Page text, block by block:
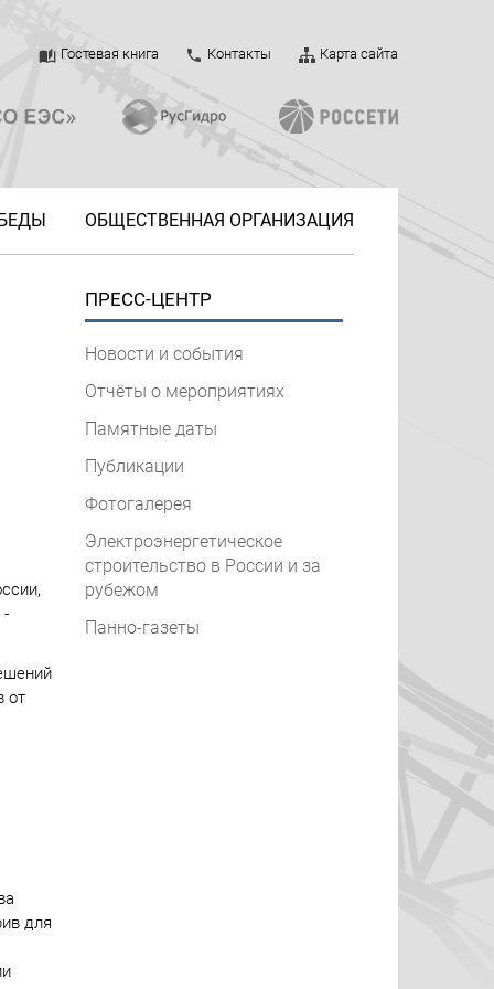
Гостевая книга Контакты Карта сайта
ОБЩЕСТВЕННАЯ ОРГАНИЗАЦИЯ
-
от
для
ПРЕСС-ЦЕНТР
Новости и события
Отчёты о мероприятиях
Памятные даты
Публикации
Фотогалерея
Электроэнергетическое
строительство в России и за
рубежом
Панно-газеты